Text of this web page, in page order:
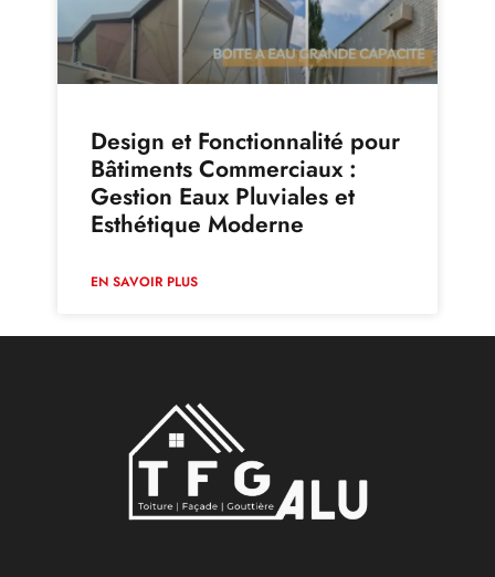
Design et Fonctionnalité pour
Bâtiments Commerciaux :
Gestion Eaux Pluviales et
Esthétique Moderne
EN SAVOIR PLUS